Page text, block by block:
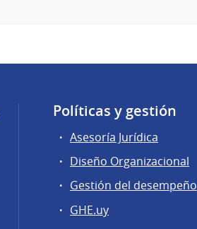
Políticas y gestión
Asesoría Jurídica
Diseño Organizacional
Gestión del desempeño
GHE.uy